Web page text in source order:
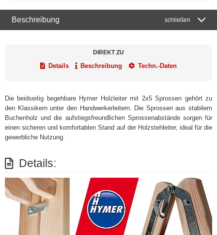
Beschreibung schließen
DIREKT ZU
Details Beschreibung Techn.-Daten
Die beidseitig begehbare Hymer Holzleiter mit 2x5 Sprossen gehört zu
den Klassikern unter den Handwerkerleitern. Die Sprossen aus stabilem
Buchenholz und die aufstiegsfreundlichen Sprossenabstände sorgen für
einen sicheren und komfortablen Stand auf der Holzstehleiter, ideal für die
gewerbliche Nutzung.
Details: